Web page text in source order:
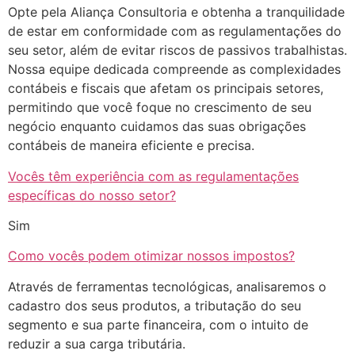
Opte pela Aliança Consultoria e obtenha a tranquilidade
de estar em conformidade com as regulamentações do
seu setor, além de evitar riscos de passivos trabalhistas.
Nossa equipe dedicada compreende as complexidades
contábeis e fiscais que afetam os principais setores,
permitindo que você foque no crescimento de seu
negócio enquanto cuidamos das suas obrigações
contábeis de maneira eficiente e precisa.
Vocês têm experiência com as regulamentações
específicas do nosso setor?
Sim
Como vocês podem otimizar nossos impostos?
Através de ferramentas tecnológicas, analisaremos o
cadastro dos seus produtos, a tributação do seu
segmento e sua parte financeira, com o intuito de
reduzir a sua carga tributária.